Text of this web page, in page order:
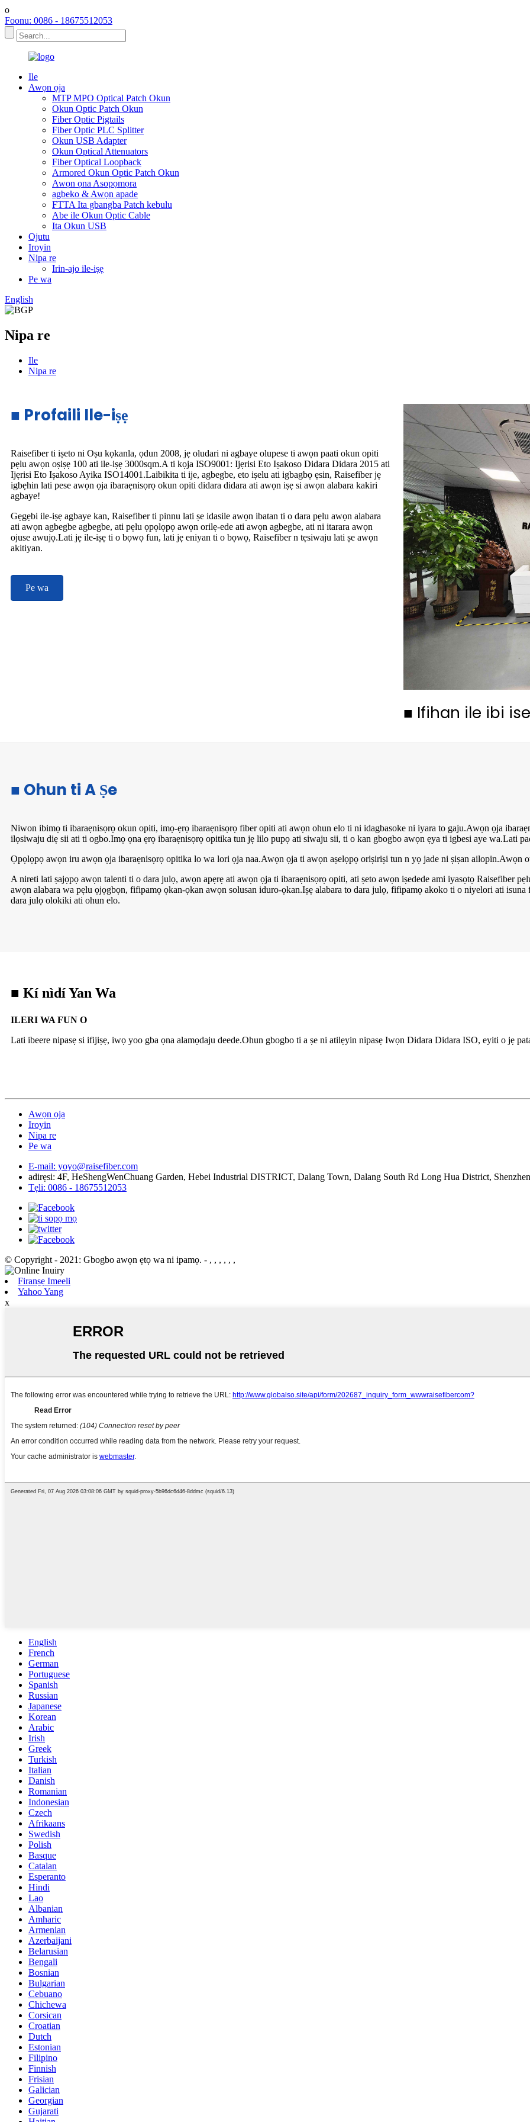
o
Foonu: 0086 - 18675512053
Ile
Awọn ọja
MTP MPO Optical Patch Okun
Okun Optic Patch Okun
Fiber Optic Pigtails
Fiber Optic PLC Splitter
Okun USB Adapter
Okun Optical Attenuators
Fiber Optical Loopback
Armored Okun Optic Patch Okun
Awọn ọna Asopọmọra
agbeko & Awọn apade
FTTA Ita gbangba Patch kebulu
Abe ile Okun Optic Cable
Ita Okun USB
Ojutu
Iroyin
Nipa re
Irin-ajo ile-iṣẹ
Pe wa
English
Nipa re
Ile
Nipa re
■ Profaili Ile-iṣẹ
Raisefiber ti iṣeto ni Oṣu kọkanla, ọdun 2008, jẹ oludari ni agbaye olupese ti awọn paati okun opiti
pẹlu awọn oṣiṣẹ 100 ati ile-iṣẹ 3000sqm.A ti kọja ISO9001: Ijẹrisi Eto Iṣakoso Didara Didara 2015 ati
Ijẹrisi Eto Iṣakoso Ayika ISO14001.Laibikita ti ije, agbegbe, eto iṣelu ati igbagbọ ẹsin, Raisefiber jẹ
igbẹhin lati pese awọn ọja ibaraẹnisọrọ okun opiti didara didara ati awọn iṣẹ si awọn alabara kakiri
agbaye!
Gẹgẹbi ile-iṣẹ agbaye kan, Raisefiber ti pinnu lati ṣe idasile awọn ibatan ti o dara pẹlu awọn alabara
ati awọn agbegbe agbegbe, ati pẹlu ọpọlọpọ awọn orilẹ-ede ati awọn agbegbe, ati ni itarara awọn
ojuse awujọ.Lati jẹ ile-iṣẹ ti o bọwọ fun, lati jẹ eniyan ti o bọwọ, Raisefiber n tẹsiwaju lati ṣe awọn
akitiyan.
Pe wa
■ Ifihan ile ibi ise
■ Ohun ti A Ṣe
Niwon ibimọ ti ibaraẹnisọrọ okun opiti, imọ-ẹrọ ibaraẹnisọrọ fiber opiti ati awọn ohun elo ti ni idagbasoke ni iyara to gaju.Awọn ọja
ilọsiwaju diẹ sii ati ti ogbo.Imọ ọna ẹrọ ibaraẹnisọrọ opitika tun jẹ lilo pupọ ati siwaju sii, ti o kan gbogbo awọn ẹya ti igbesi aye wa.Lati
Ọpọlọpọ awọn iru awọn ọja ibaraẹnisọrọ opitika lo wa lori ọja naa.Awọn ọja ti awọn aṣelọpọ oriṣiriṣi tun n yọ jade ni ṣiṣan ailopin.Awọn
A nireti lati ṣajọpọ awọn talenti ti o dara julọ, awọn apẹrẹ ati awọn ọja ti ibaraẹnisọrọ opiti, ati ṣeto awọn iṣedede ami iyasọtọ Raisefiber
awọn alabara wa pẹlu ọjọgbọn, fifipamọ ọkan-ọkan awọn solusan iduro-ọkan.Iṣẹ alabara to dara julọ, fifipamọ akoko ti o niyelori ati
dara julọ olokiki ati ohun elo.
■ Kí nìdí Yan Wa
ILERI WA FUN O
Lati ibeere nipasẹ si ifijiṣẹ, iwọ yoo gba ọna alamọdaju deede.Ohun gbogbo ti a ṣe ni atilẹyin nipasẹ Iwọn Didara Didara ISO, eyiti o jẹ
Awọn ọja
Iroyin
Nipa re
Pe wa
E-mail: yoyo@raisefiber.com
adirẹsi: 4F, ​​HeShengWenChuang Garden, Hebei Industrial DISTRICT, Dalang Town, Dalang South Rd Long Hua District,
Tẹli: 0086 - 18675512053
© Copyright - 2021: Gbogbo awọn ẹtọ wa ni ipamọ. - , , , , , ,
Firanṣẹ Imeeli
Yahoo Yang
x
English
French
German
Portuguese
Spanish
Russian
Japanese
Korean
Arabic
Irish
Greek
Turkish
Italian
Danish
Romanian
Indonesian
Czech
Afrikaans
Swedish
Polish
Basque
Catalan
Esperanto
Hindi
Lao
Albanian
Amharic
Armenian
Azerbaijani
Belarusian
Bengali
Bosnian
Bulgarian
Cebuano
Chichewa
Corsican
Croatian
Dutch
Estonian
Filipino
Finnish
Frisian
Galician
Georgian
Gujarati